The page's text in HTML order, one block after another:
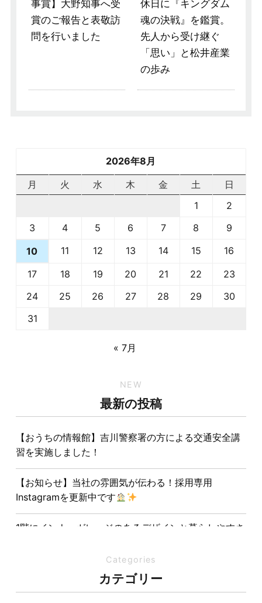
事賞】大野知事へ受
賞のご報告と表敬訪
問を行いました
休日に『キングダム
魂の決戦』を鑑賞。
先人から受け継ぐ
「思い」と松井産業
の歩み
2026年8月
月
火 水 木 金 土
日
1
2
3
4 5 6 7 8
9
10
11 12 13 14 15
16
17
18 19 20 21 22
23
24
25 26 27 28 29
30
31
« 7月
NEW
最新の投稿
【おうちの情報館】吉川警察署の方による交通安全講
習を実施しました！
【お知らせ】当社の雰囲気が伝わる！採用専用
Instagramを更新中です
1階にインナーガレージのあるデザインと暮らしやすさ
夏の熱中症対策は家づくりから。屋根・壁・基礎の構
造が快適さをつくる理由
Categories
カテゴリー